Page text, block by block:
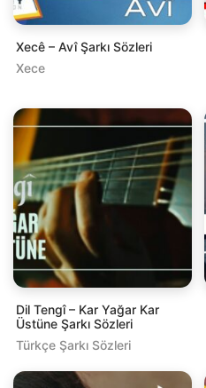
Xecê – Avî Şarkı Sözleri
Xece
Dil Tengî – Kar Yağar Kar
Üstüne Şarkı Sözleri
Türkçe Şarkı Sözleri